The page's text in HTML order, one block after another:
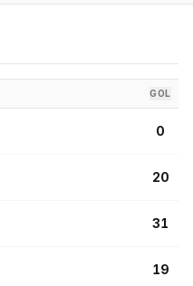
GOL
0
20
31
19